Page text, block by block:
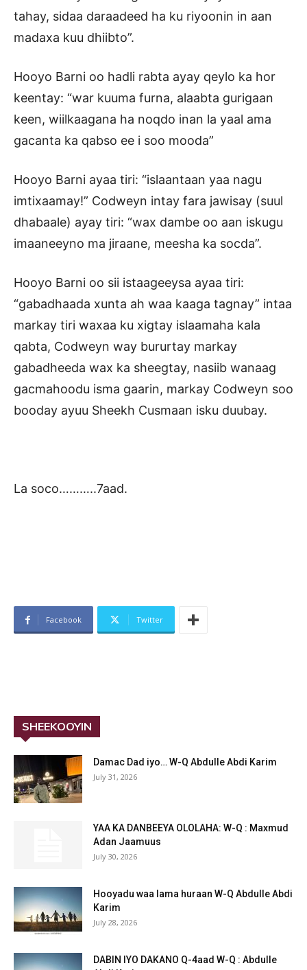
tahay, sidaa daraadeed ha ku riyoonin in aan
madaxa kuu dhiibto”.
Hooyo Barni oo hadli rabta ayay qeylo ka hor
keentay: “war kuuma furna, alaabta gurigaan
keen, wiilkaagana ha noqdo inan la yaal ama
gacanta ka qabso ee i soo mooda”
Hooyo Barni ayaa tiri: “islaantaan yaa nagu
imtixaamay!” Codweyn intay fara jawisay (suul
dhabaale) ayay tiri: “wax dambe oo aan iskugu
imaaneeyno ma jiraane, meesha ka socda”.
Hooyo Barni oo sii istaageeysa ayaa tiri:
“gabadhaada xunta ah waa kaaga tagnay” intaa
markay tiri waxaa ku xigtay islaamaha kala
qabta, Codweyn way bururtay markay
gabadheeda wax ka sheegtay, nasiib wanaag
gacmahoodu isma gaarin, markay Codweyn soo
booday ayuu Sheekh Cusmaan isku duubay.
La soco………..7aad.
Facebook Twitter
SHEEKOOYIN
Damac Dad iyo… W-Q Abdulle Abdi Karim
July 31, 2026
YAA KA DANBEEYA OLOLAHA: W-Q : Maxmud
Adan Jaamuus
July 30, 2026
Hooyadu waa lama huraan W-Q Abdulle Abdi
Karim
July 28, 2026
DABIN IYO DAKANO Q-4aad W-Q : Abdulle